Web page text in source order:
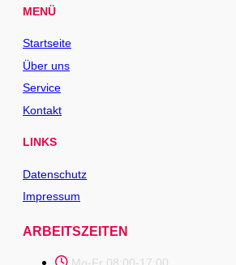
MENÜ
Startseite
Über uns
Service
Kontakt
LINKS
Datenschutz
Impressum
ARBEITSZEITEN
Mo-Fr 08:00-17:00